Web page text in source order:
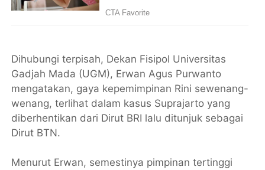
Dihubungi terpisah, Dekan Fisipol Universitas
Gadjah Mada (UGM), Erwan Agus Purwanto
mengatakan, gaya kepemimpinan Rini sewenang-
wenang, terlihat dalam kasus Suprajarto yang
diberhentikan dari Dirut BRI lalu ditunjuk sebagai
Dirut BTN.
Menurut Erwan, semestinya pimpinan tertinggi